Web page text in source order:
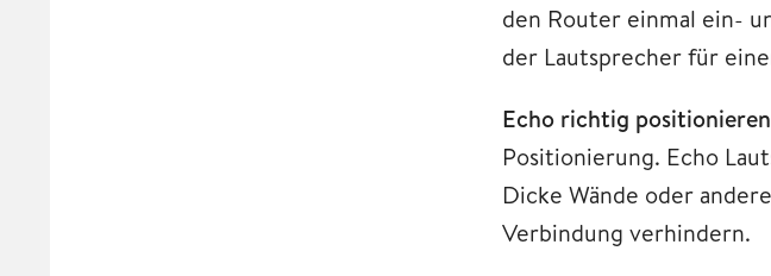
den Router einmal ein-
der Lautsprecher für
Echo richtig positionieren
Positionierung. Echo
Dicke Wände oder
Verbindung verhindern.